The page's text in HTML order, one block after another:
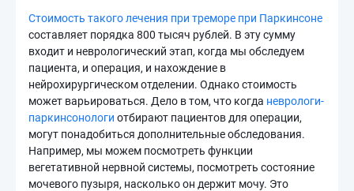
Стоимость такого лечения при треморе при Паркинсоне
составляет порядка 800 тысяч рублей. В эту сумму
входит и неврологический этап, когда мы обследуем
пациента, и операция, и нахождение в
нейрохирургическом отделении. Однако стоимость
может варьироваться. Дело в том, что когда неврологи-
паркинсонологи отбирают пациентов для операции,
могут понадобиться дополнительные обследования.
Например, мы можем посмотреть функции
вегетативной нервной системы, посмотреть состояние
мочевого пузыря, насколько он держит мочу. Это